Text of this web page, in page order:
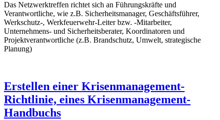
Das Netzwerktreffen richtet sich an Führungskräfte und
Verantwortliche, wie z.B. Sicherheitsmanager, Geschäftsführer,
Werkschutz-, Werkfeuerwehr-Leiter bzw. -Mitarbeiter,
Unternehmens- und Sicherheitsberater, Koordinatoren und
Projektverantwortliche (z.B. Brandschutz, Umwelt, strategische
Planung)
Erstellen einer Krisenmanagement-
Richtlinie, eines Krisenmanagement-
Handbuchs